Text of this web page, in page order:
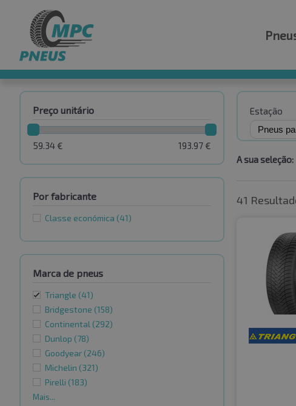
Preço unitário
193.97 €
59.34 €
Por fabricante
Classe económica (41)
Marca de pneus
Triangle (41)
Bridgestone (158)
Continental (292)
Dunlop (78)
Goodyear (246)
Michelin (321)
Pirelli (183)
Mais...
Estação
A sua seleção:
41